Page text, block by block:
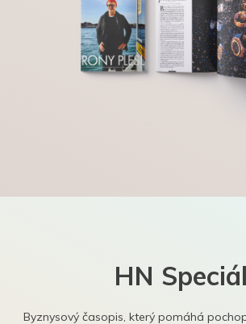
HN Speciál
Byznysový časopis, který pomáhá